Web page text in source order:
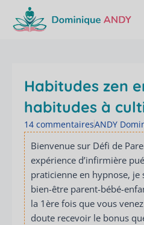
contenu
Habitudes zen
habitudes à
14 commentairesANDY
Bienvenue sur Défi de
expérience d’infirmière
praticienne en hypnose,
bien-être parent-bébé-
la 1ère fois que vous
doute recevoir le bonus